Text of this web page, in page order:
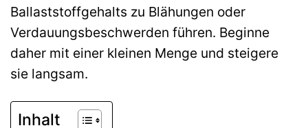
Ballaststoffgehalts zu Blähungen oder
Verdauungsbeschwerden führen. Beginne
daher mit einer kleinen Menge und steigere
sie langsam.
Inhalt